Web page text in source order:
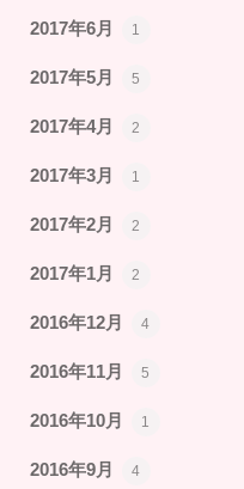
2017年6月 1
2017年5月 5
2017年4月 2
2017年3月 1
2017年2月 2
2017年1月 2
2016年12月 4
2016年11月 5
2016年10月 1
2016年9月 4